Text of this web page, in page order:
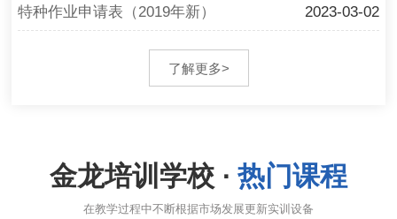
定… 2023-03-02
特种作业申请表（2019年新）
专项职业能力考核申报表
了解更多>
金龙培训学校 · 热门课程
在教学过程中不断根据市场发展更新实训设备